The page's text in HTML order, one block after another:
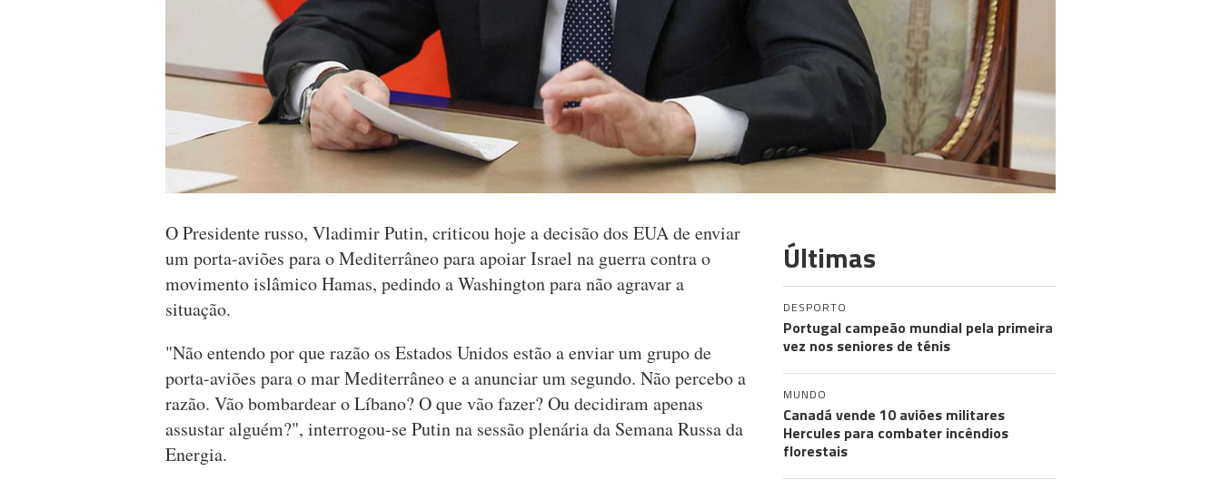
O Presidente russo, Vladimir Putin, criticou hoje a decisão dos EUA de enviar
um porta-aviões para o Mediterrâneo para apoiar Israel na guerra contra o
movimento islâmico Hamas, pedindo a Washington para não agravar a
situação.
"Não entendo por que razão os Estados Unidos estão a enviar um grupo de
porta-aviões para o mar Mediterrâneo e a anunciar um segundo. Não percebo a
razão. Vão bombardear o Líbano? O que vão fazer? Ou decidiram apenas
assustar alguém?", interrogou-se Putin na sessão plenária da Semana Russa da
Energia.
Últimas
DESPORTO
Portugal campeão mundial pela primeira
vez nos seniores de ténis
MUNDO
Canadá vende 10 aviões militares
Hercules para combater incêndios
florestais